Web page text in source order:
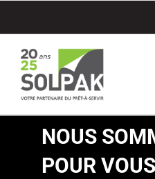
contenu
NOUS
POUR